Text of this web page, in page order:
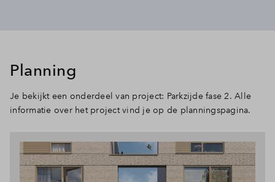
Planning
Je bekijkt een onderdeel van project: Parkzijde fase 2. Alle
informatie over het project vind je op de planningspagina.